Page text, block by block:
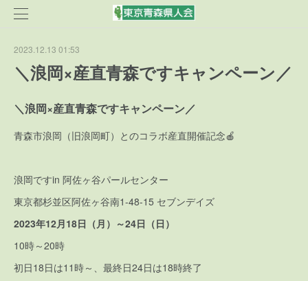
2023.12.13 01:53
＼浪岡×産直青森ですキャンペーン／
＼浪岡×産直青森ですキャンペーン／
青森市浪岡（旧浪岡町）とのコラボ産直開催記念🍎
浪岡ですin 阿佐ヶ谷パールセンター
東京都杉並区阿佐ヶ谷南1-48-15 セブンデイズ
2023年12月18日（月）～24日（日）
10時～20時
初日18日は11時～、最終日24日は18時終了